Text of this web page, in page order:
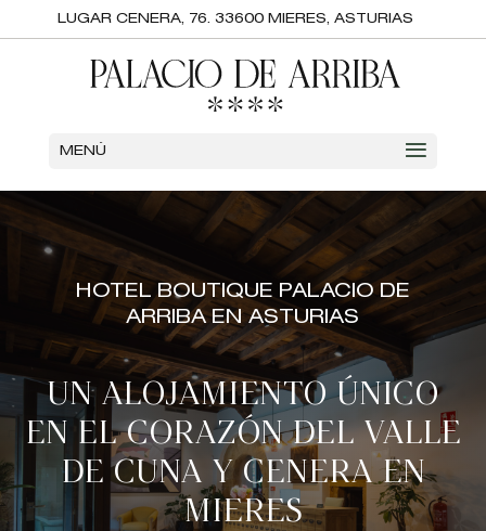
LUGAR CENERA, 76. 33600 MIERES, ASTURIAS
MENÚ
HOTEL BOUTIQUE PALACIO DE
ARRIBA EN ASTURIAS
UN ALOJAMIENTO ÚNICO
EN EL CORAZÓN DEL VALLE
DE CUNA Y CENERA EN
MIERES